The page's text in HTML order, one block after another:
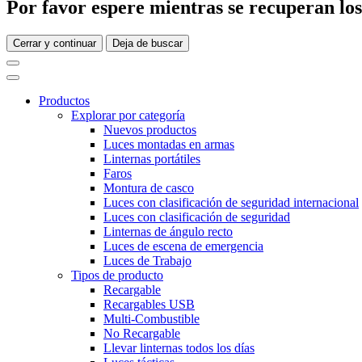
Por favor espere mientras se recuperan
Cerrar y continuar Deja de buscar
Productos
Explorar por categoría
Nuevos productos
Luces montadas en armas
Linternas portátiles
Faros
Montura de casco
Luces con clasificación de seguridad internacional
Luces con clasificación de seguridad
Linternas de ángulo recto
Luces de escena de emergencia
Luces de Trabajo
Tipos de producto
Recargable
Recargables USB
Multi-Combustible
No Recargable
Llevar linternas todos los días